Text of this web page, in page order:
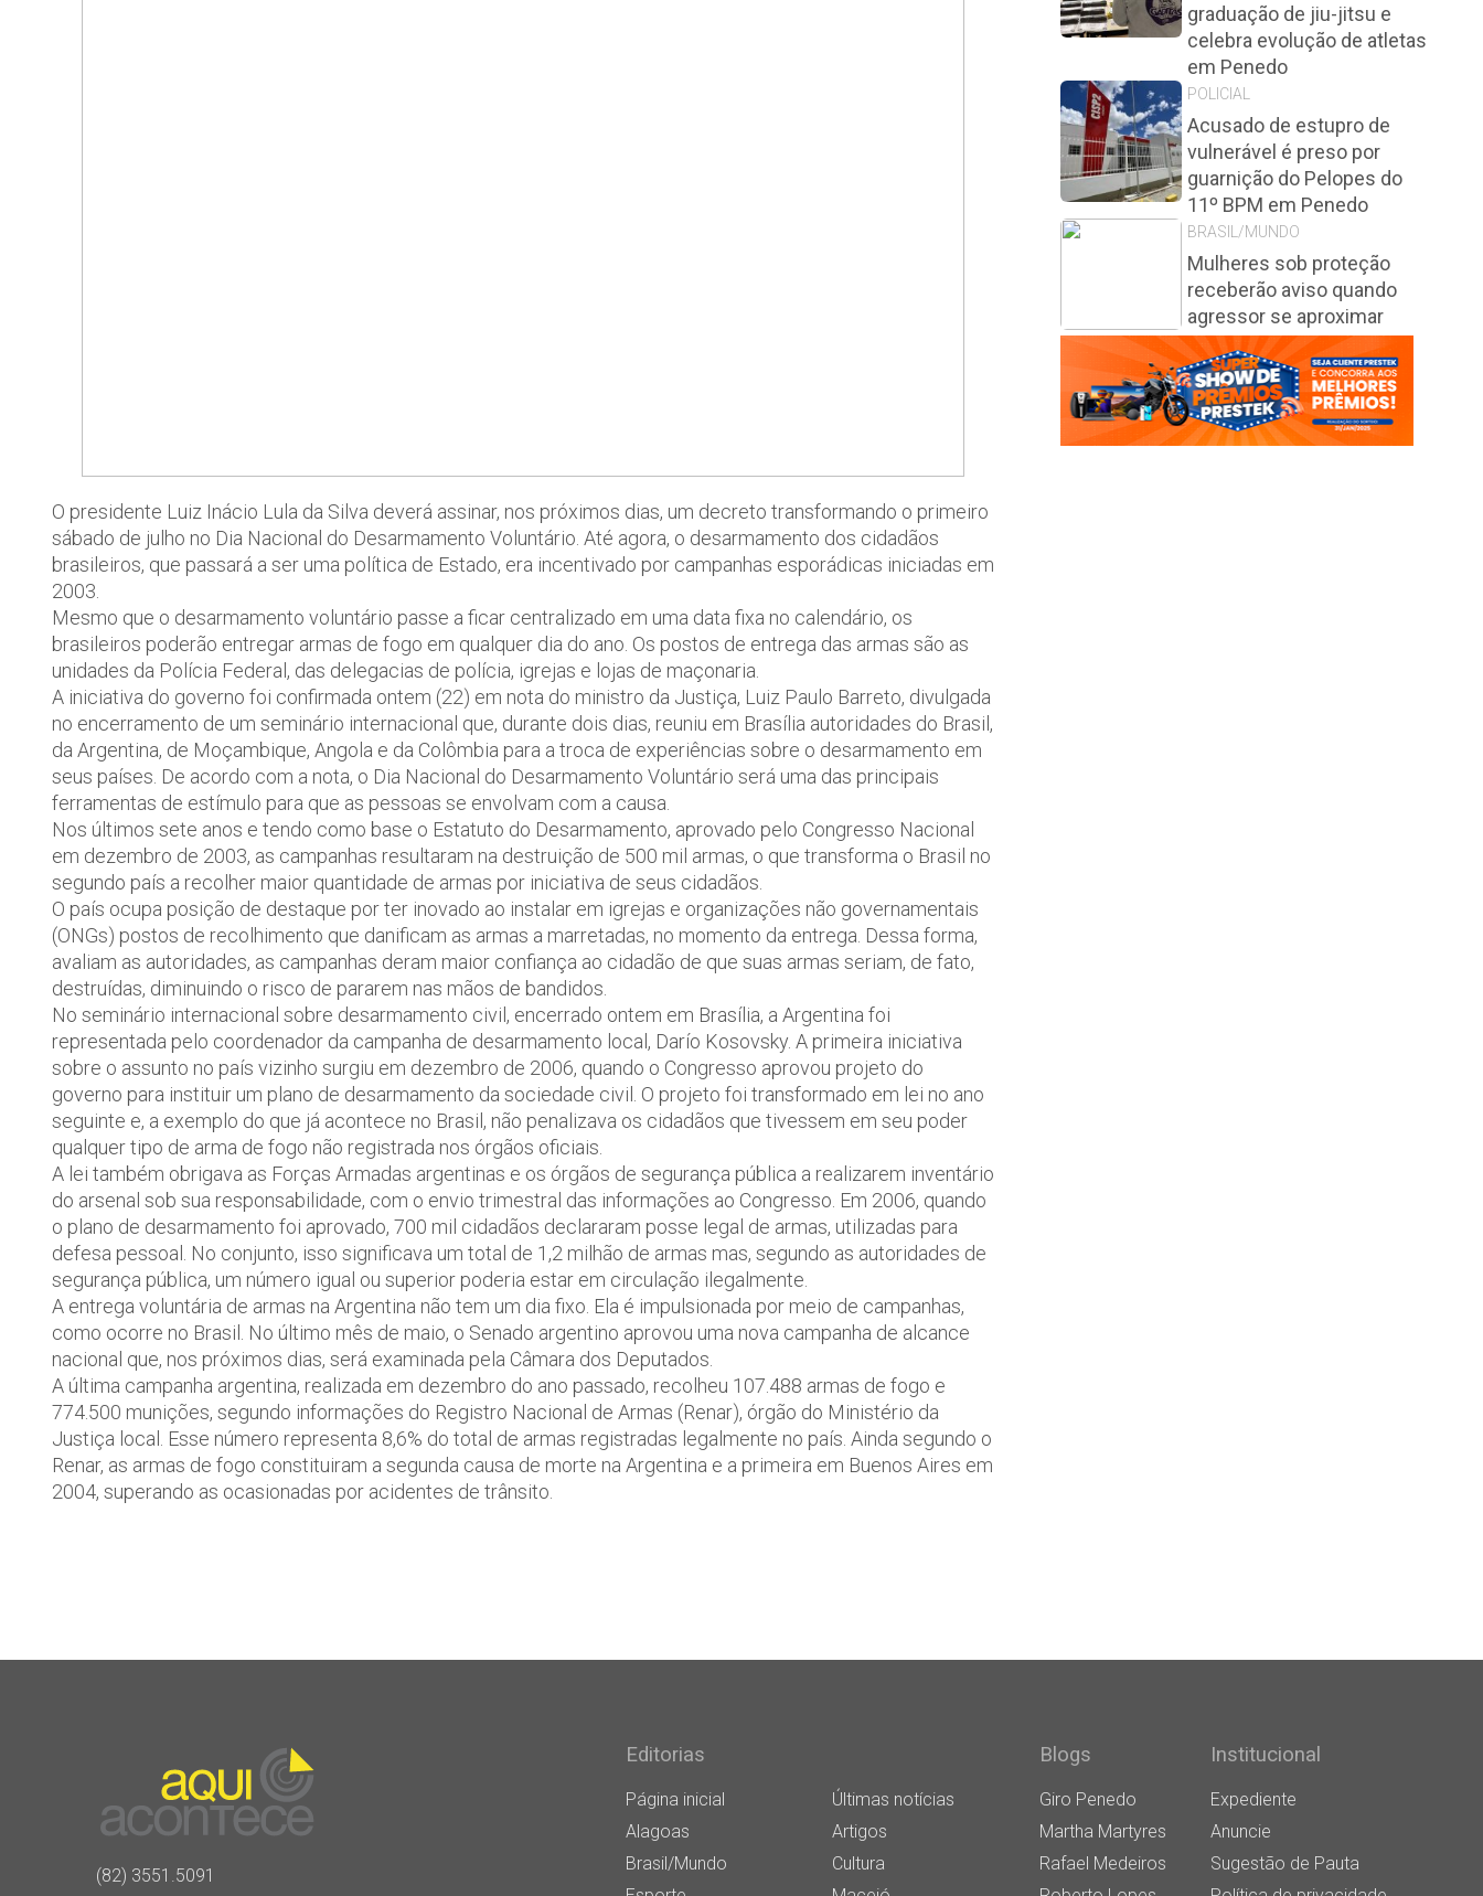
O presidente Luiz Inácio Lula da Silva deverá assinar, nos próximos dias, um decreto transformando o primeiro
sábado de julho no Dia Nacional do Desarmamento Voluntário. Até agora, o desarmamento dos cidadãos
brasileiros, que passará a ser uma política de Estado, era incentivado por campanhas esporádicas iniciadas em
2003.
Mesmo que o desarmamento voluntário passe a ficar centralizado em uma data fixa no calendário, os
brasileiros poderão entregar armas de fogo em qualquer dia do ano. Os postos de entrega das armas são as
unidades da Polícia Federal, das delegacias de polícia, igrejas e lojas de maçonaria.
A iniciativa do governo foi confirmada ontem (22) em nota do ministro da Justiça, Luiz Paulo Barreto, divulgada
no encerramento de um seminário internacional que, durante dois dias, reuniu em Brasília autoridades do Brasil,
da Argentina, de Moçambique, Angola e da Colômbia para a troca de experiências sobre o desarmamento em
seus países. De acordo com a nota, o Dia Nacional do Desarmamento Voluntário será uma das principais
ferramentas de estímulo para que as pessoas se envolvam com a causa.
Nos últimos sete anos e tendo como base o Estatuto do Desarmamento, aprovado pelo Congresso Nacional
em dezembro de 2003, as campanhas resultaram na destruição de 500 mil armas, o que transforma o Brasil no
segundo país a recolher maior quantidade de armas por iniciativa de seus cidadãos.
O país ocupa posição de destaque por ter inovado ao instalar em igrejas e organizações não governamentais
(ONGs) postos de recolhimento que danificam as armas a marretadas, no momento da entrega. Dessa forma,
avaliam as autoridades, as campanhas deram maior confiança ao cidadão de que suas armas seriam, de fato,
destruídas, diminuindo o risco de pararem nas mãos de bandidos.
No seminário internacional sobre desarmamento civil, encerrado ontem em Brasília, a Argentina foi
representada pelo coordenador da campanha de desarmamento local, Darío Kosovsky. A primeira iniciativa
sobre o assunto no país vizinho surgiu em dezembro de 2006, quando o Congresso aprovou projeto do
governo para instituir um plano de desarmamento da sociedade civil. O projeto foi transformado em lei no ano
seguinte e, a exemplo do que já acontece no Brasil, não penalizava os cidadãos que tivessem em seu poder
qualquer tipo de arma de fogo não registrada nos órgãos oficiais.
A lei também obrigava as Forças Armadas argentinas e os órgãos de segurança pública a realizarem inventário
do arsenal sob sua responsabilidade, com o envio trimestral das informações ao Congresso. Em 2006, quando
o plano de desarmamento foi aprovado, 700 mil cidadãos declararam posse legal de armas, utilizadas para
defesa pessoal. No conjunto, isso significava um total de 1,2 milhão de armas mas, segundo as autoridades de
segurança pública, um número igual ou superior poderia estar em circulação ilegalmente.
A entrega voluntária de armas na Argentina não tem um dia fixo. Ela é impulsionada por meio de campanhas,
como ocorre no Brasil. No último mês de maio, o Senado argentino aprovou uma nova campanha de alcance
nacional que, nos próximos dias, será examinada pela Câmara dos Deputados.
A última campanha argentina, realizada em dezembro do ano passado, recolheu 107.488 armas de fogo e
774.500 munições, segundo informações do Registro Nacional de Armas (Renar), órgão do Ministério da
Justiça local. Esse número representa 8,6% do total de armas registradas legalmente no país. Ainda segundo o
Renar, as armas de fogo constituiram a segunda causa de morte na Argentina e a primeira em Buenos Aires em
2004, superando as ocasionadas por acidentes de trânsito.
graduação de jiu-jitsu e
celebra evolução de atletas
em Penedo
POLICIAL
Acusado de estupro de
vulnerável é preso por
guarnição do Pelopes do
11º BPM em Penedo
BRASIL/MUNDO
Mulheres sob proteção
receberão aviso quando
agressor se aproximar
(82) 3551.5091
Editorias
Página inicial
Últimas notícias
Alagoas
Artigos
Brasil/Mundo
Cultura
Blogs
Giro Penedo
Martha Martyres
Rafael Medeiros
Institucional
Expediente
Anuncie
Sugestão de Pauta